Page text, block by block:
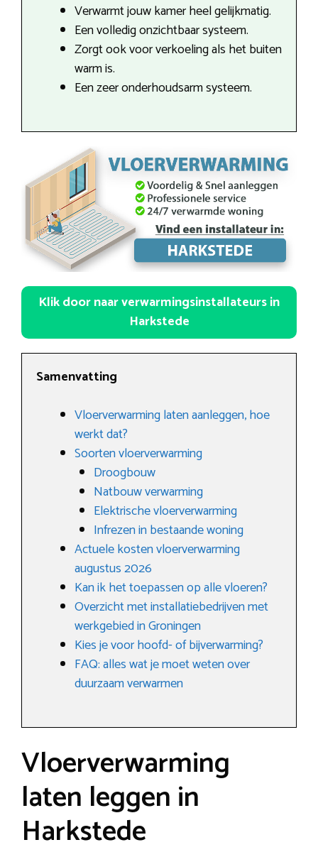
Verwarmt jouw kamer heel gelijkmatig.
Een volledig onzichtbaar systeem.
Zorgt ook voor verkoeling als het buiten
warm is.
Een zeer onderhoudsarm systeem.
Klik door naar verwarmingsinstallateurs in
Harkstede
Samenvatting
Vloerverwarming laten aanleggen, hoe
werkt dat?
Soorten vloerverwarming
Droogbouw
Natbouw verwarming
Elektrische vloerverwarming
Infrezen in bestaande woning
Actuele kosten vloerverwarming
augustus 2026
Kan ik het toepassen op alle vloeren?
Overzicht met installatiebedrijven met
werkgebied in Groningen
Kies je voor hoofd- of bijverwarming?
FAQ: alles wat je moet weten over
duurzaam verwarmen
Vloerverwarming
laten leggen in
Harkstede